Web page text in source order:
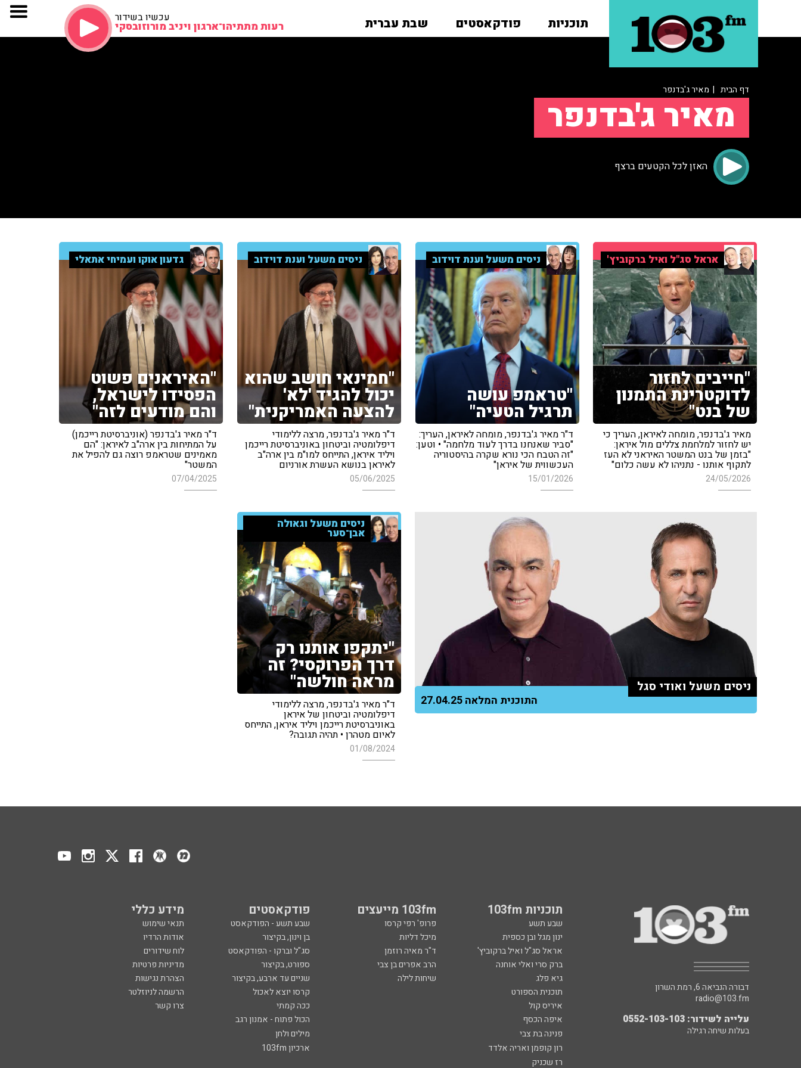
תוכניות פודקאסטים שבת עברית עכשיו בשידור
רעות מתתיהו־ארגון ויניב מורוזובסקי
דף הבית | מאיר ג'בדנפר
מאיר ג'בדנפר
האזן לכל הקטעים ברצף
אראל סג"ל ואיל ברקוביץ'
"חייבים לחזור
לדוקטרינת התמנון
של בנט"
מאיר ג'בדנפר, מומחה לאיראן, העריך כי
יש לחזור למלחמת צללים מול איראן:
"בזמן של בנט המשטר האיראני לא העז
לתקוף אותנו - נתניהו לא עשה כלום"
24/05/2026
ניסים משעל וענת דוידוב
"טראמפ עושה
תרגיל הטעיה"
ד"ר מאיר ג'בדנפר, מומחה לאיראן, העריך:
"סביר שאנחנו בדרך לעוד מלחמה" • וטען:
"זה הטבח הכי נורא שקרה בהיסטוריה
העכשווית של איראן"
15/01/2026
ניסים משעל וענת דוידוב
"חמינאי חושב שהוא
יכול להגיד 'לא'
להצעה האמריקנית"
ד"ר מאיר ג'בדנפר, מרצה ללימודי
דיפלומטיה וביטחון באוניברסיטת רייכמן
ויליד איראן, התייחס למו"מ בין ארה"ב
לאיראן בנושא העשרת אורניום
05/06/2025
ניסים משעל ואודי סגל
התוכנית המלאה 27.04.25
גדעון אוקו ועמיחי אתאלי
"האיראנים פשוט
הפסידו לישראל,
והם מודעים לזה"
ד"ר מאיר ג'בדנפר (אוניברסיטת רייכמן)
על המתיחות בין ארה"ב לאיראן: "הם
מאמינים שטראמפ רוצה גם להפיל את
המשטר"
07/04/2025
ניסים משעל וגאולה
אבן־סער
"יתקפו אותנו רק
דרך הפרוקסי? זה
מראה חולשה"
ד"ר מאיר ג'בדנפר, מרצה ללימודי
דיפלומטיה וביטחון של איראן
באוניברסיטת רייכמן ויליד איראן, התייחס
לאיום מטהרן • תהיה תגובה?
01/08/2024
תוכניות 103fm 103fm מייעצים פודקאסטים מידע כללי
שבע תשע פרופ' רפי קרסו שבע תשע - הפודקאסט
תנאי שימוש
ינון מגל ובן כספית
מיכל דליות בן וינון, בקיצור
אודות הרדיו
אראל סג"ל ואיל ברקוביץ'
ד"ר מאיה רוזמן סג"ל וברקו - הפודקאסט
לוח שידורים
ברק סרי ואלי אוחנה
הרב אפרים בן צבי ספורט, בקיצור
מדיניות פרטיות
גיא פלג
שיחות לילה שניים עד ארבע, בקיצור
הצהרת נגישות
תוכנית הספורט
קרסו יוצא לאכול
הרשמה לניוזלטר
איריס קול
ככה קמתי
צרו קשר
איפה הכסף
הכול פתוח - אמנון רגב
פנינה בת צבי
מילים ולחן
רון קופמן ואריה אלדד
ארכיון 103fm
רז שכניק
דבורה הנביאה 6, רמת השרון
radio@103.fm
עלייה לשידור: 0552-103-103
בעלות שיחה רגילה